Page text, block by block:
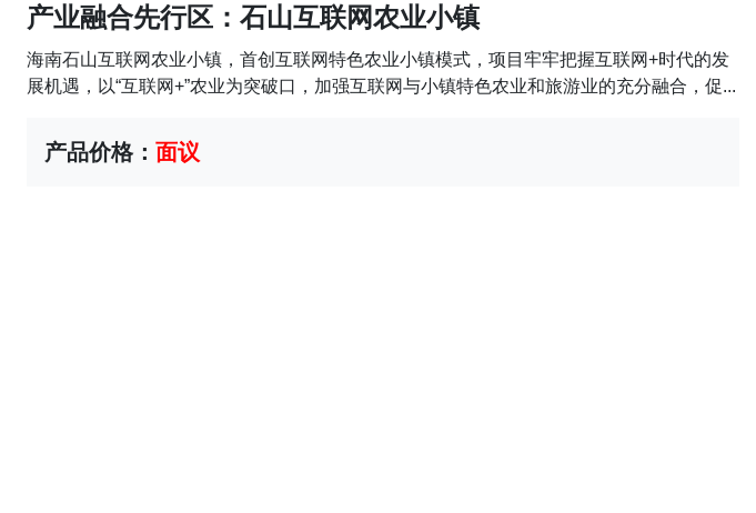
产业融合先行区：石山互联网农业小镇
海南石山互联网农业小镇，首创互联网特色农业小镇模式，项目牢牢把握互联网+时代的发
展机遇，以“互联网+”农业为突破口，加强互联网与小镇特色农业和旅游业的充分融合，促...
产品价格： 面议